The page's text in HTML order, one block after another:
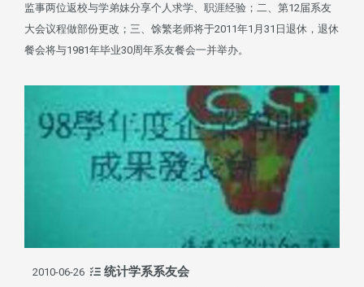
监事两位返校与学弟妹分享个人求学、职涯经验；二、第12届系友
大会议程做部份更改；三、馀繁老师将于2011年1月31日退休，退休
餐会将与1981年毕业30周年系友餐会一并举办。
2010-06-26 统计学系系友会